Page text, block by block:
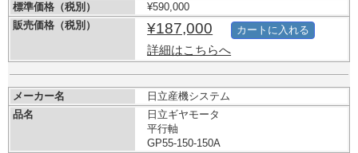
標準価格（税別）
¥590,000
販売価格（税別）
¥187,000
詳細はこちらへ
カートに入れる
メーカー名
日立産機システム
品名
日立ギヤモータ
平行軸
GP55-150-150A